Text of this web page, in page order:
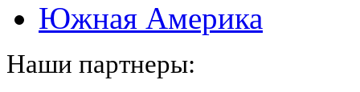
Южная Америка
Наши партнеры: